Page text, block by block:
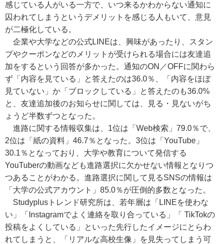
感じている人がいる一方で、いつ来るかわからない通知に
囚われてしまうというデメリットを感じる人もいて、意見
が二極化している。
企業や大学などの公式LINEは、興味があったり、スタン
プやクーポンなどのメリットが受けられる場合には友達追
加をするという回答が多かった。通知のON／OFFに関わら
ず「内容を見ている」と答えたのは36.0％、「内容をほぼ
見ていない」か「ブロックしている」と答えたのも36.0%
と、友達追加後のお知らせに関しては、見る・見ないがち
ょうど半数ずつとなった。
進路に関する情報収集は、1位は「Web検索」79.0％で、
2位は「紙の資料」46.7％となった。3位は「YouTube」
30.1％となっており、大学や教育について発信する
YouTuberの動画なども進路選択に欠かせない情報となりつ
つあることがわかる。進路選択に関して見るSNSの情報は
「大学の公式アカウント」85.0％が圧倒的多数となった。
Studyplusトレンド研究所は、若年層は「LINEを使わな
い」「Instagramでよく連絡を取り合っている」「 TikTokの
投稿をよくしている」といった先行したイメージにとらわ
れてしまうと、「リアルな高校生像」を見失ってしまう可